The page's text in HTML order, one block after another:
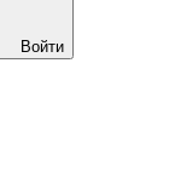
Войти